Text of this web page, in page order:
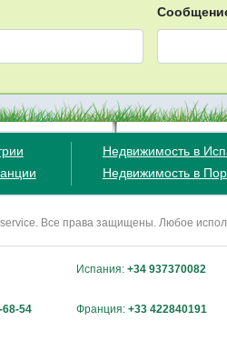
Недвижимость в
Недвижимость в
Все права защищены. Любое
Испания: +34 937370082
68-54 Франция: +33 422840191